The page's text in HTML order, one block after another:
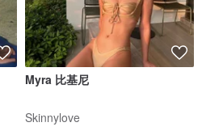
Myra 比基尼
Skinnylove